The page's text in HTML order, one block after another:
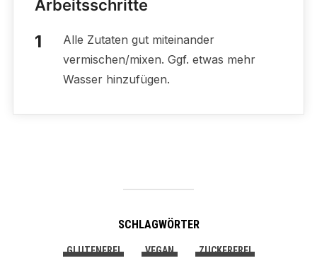
Arbeitsschritte
Alle Zutaten gut miteinander
vermischen/mixen. Ggf. etwas mehr
Wasser hinzufügen.
SCHLAGWÖRTER
GLUTENFREI VEGAN ZUCKERFREI